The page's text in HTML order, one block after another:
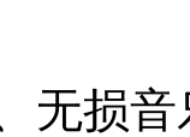
无损